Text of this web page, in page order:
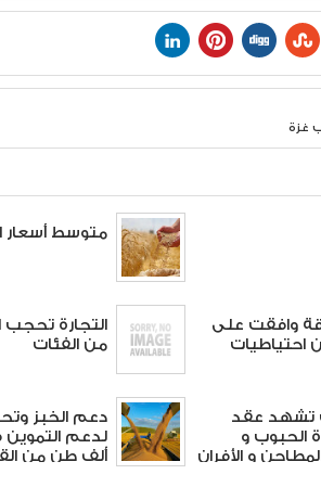
غزة
متوسط أسعار
وافقت على
من احتياطيات
التجارة
من الفئات
تشهد عقد
الحبوب و
و الأفران
دعم الخبز
ألف طن من